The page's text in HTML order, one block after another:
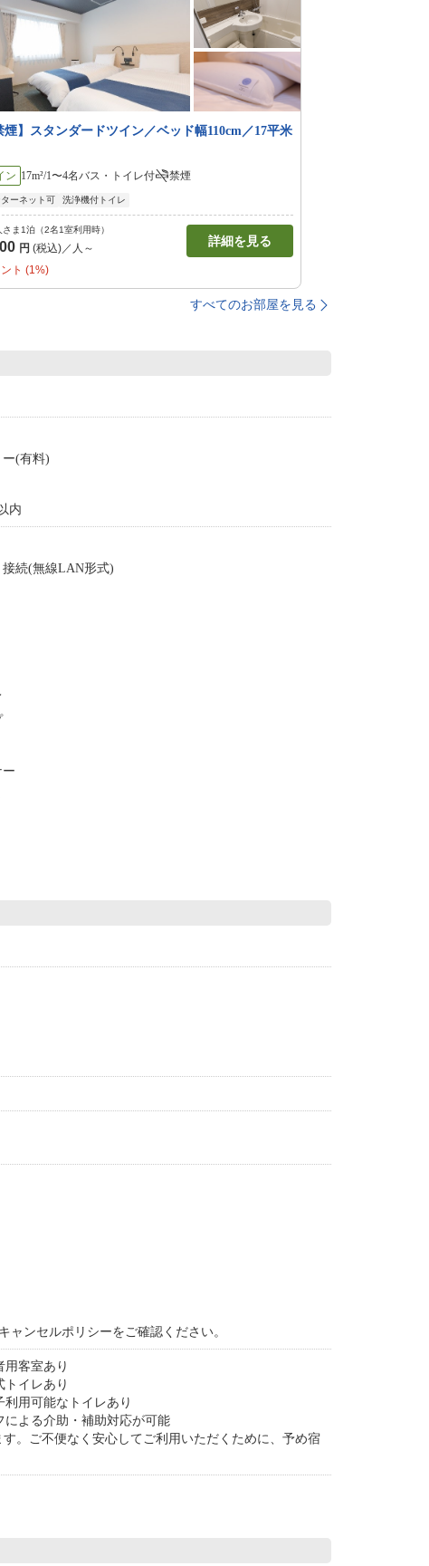
煙】スタンダードツイン／ベッド幅110cm／17平米
ン 17m²/1〜4名バス・トイレ付 禁煙
ターネット可 洗浄機付トイレ
さま1泊（2名1室利用時）
円 (税込)／人～ 詳細を見る
ト (1%)
すべてのお部屋を見る
ー(有料)
内
続(無線LAN形式)
ー
ャンセルポリシーをご確認ください。
用客室あり
トイレあり
利用可能なトイレあり
による介助・補助対応が可能
。ご不便なく安心してご利用いただくために、予め宿